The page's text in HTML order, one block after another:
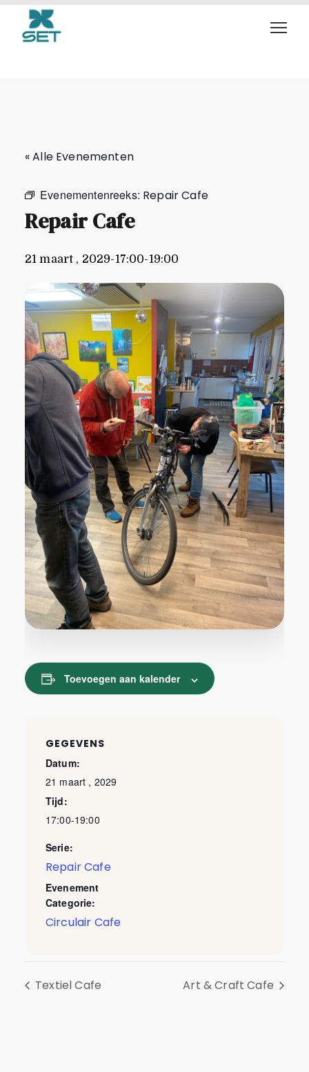
Repair Cafe
« Alle Evenementen
Evenementenreeks: Repair Cafe
Repair Cafe
21 maart , 2029-17:00-19:00
Toevoegen aan kalender
GEGEVENS
Datum:
21 maart , 2029
Tijd:
17:00-19:00
Serie:
Repair Cafe
Evenement
Categorie:
Circulair Cafe
Textiel Cafe Art & Craft Cafe